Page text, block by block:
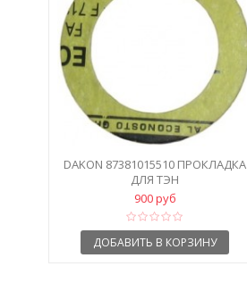
DAKON 87381015510 ПРОКЛАДКА
ДЛЯ ТЭН
900 руб
ДОБАВИТЬ В КОРЗИНУ